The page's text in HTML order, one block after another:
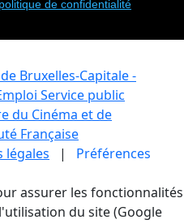
de confidentialité
Bruxelles-Capitale -
Service public
du Cinéma et de
Française
légales | Préférences
assurer les fonctionnalités
du site (Google